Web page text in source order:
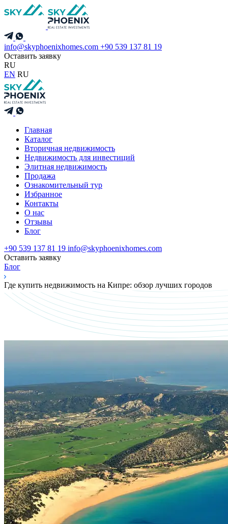
info@skyphoenixhomes.com +90 539 137 81 19
Оставить заявку
RU
EN RU
Главная
Каталог
Вторичная недвижимость
Недвижимость для инвестиций
Элитная недвижимость
Продажа
Ознакомительный тур
Избранное
Контакты
О нас
Отзывы
Блог
+90 539 137 81 19 info@skyphoenixhomes.com
Оставить заявку
Блог
Где купить недвижимость на Кипре: обзор лучших городов